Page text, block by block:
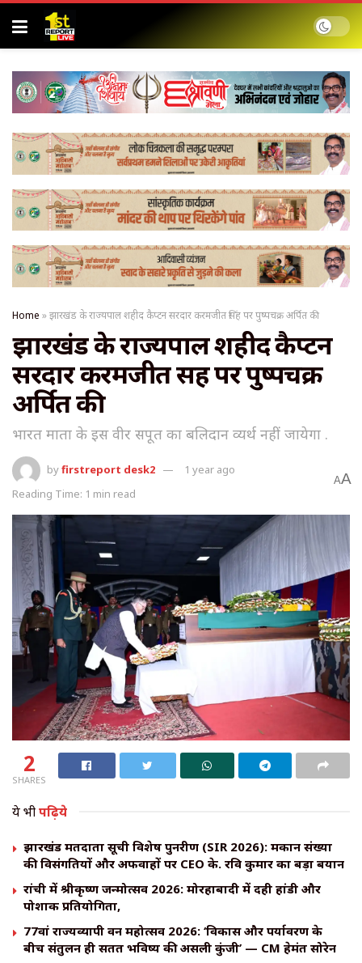
Home »झारखंड के राज्यपाल शहीद कैप्टन सरदार करमजीत सिंह पर पुष्पचक्र अर्पित की
झारखंड के राज्यपाल शहीद कैप्टन
सरदार करमजीत सिंह पर पुष्पचक्र
अर्पित की
भारत माता के इस वीर सपूत का बलिदान व्यर्थ नहीं जायेगा .
byfirstreport desk2
1 year ago
Reading Time: 1 min read
AA
2
SHARES
ये भीपढ़िये
झारखंड मतदाता सूची विशेष पुनरीक्षण (SIR 2026): मकान संख्या
की विसंगतियों और अफवाहों पर CEO के. रवि कुमार का बड़ा बयान
रांची में श्रीकृष्ण जन्मोत्सव 2026: मोरहाबादी में दही हांडी और
पोशाक प्रतियोगिता,
77वां राज्यव्यापी वन महोत्सव 2026: ‘विकास और पर्यावरण के
बीच संतुलन ही सतत भविष्य की असली कुंजी’ — CM हेमंत सोरेन